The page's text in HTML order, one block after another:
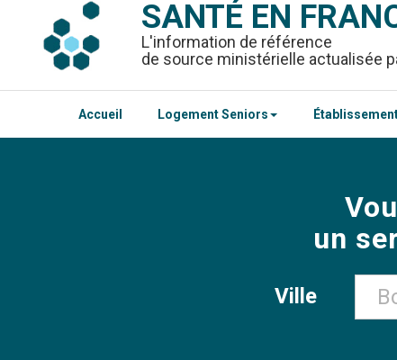
SANTÉ EN
L'information de référence
de source ministérielle actualisée
Accueil Logement Seniors
un
Ville